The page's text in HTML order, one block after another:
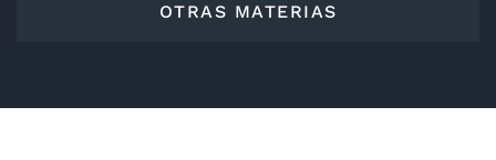
OTRAS MATERIAS